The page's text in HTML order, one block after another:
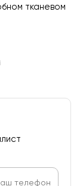
тканевом